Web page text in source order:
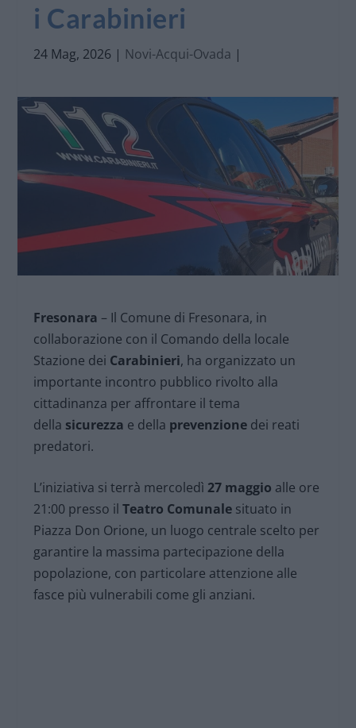
i Carabinieri
24 Mag, 2026 | Novi-Acqui-Ovada |
Fresonara – Il Comune di Fresonara, in
collaborazione con il Comando della locale
Stazione dei Carabinieri, ha organizzato un
importante incontro pubblico rivolto alla
cittadinanza per affrontare il tema
della sicurezza e della prevenzione dei reati
predatori.
L’iniziativa si terrà mercoledì 27 maggio alle ore
21:00 presso ilTeatro Comunale situato in
Piazza Don Orione, un luogo centrale scelto per
garantire la massima partecipazione della
popolazione, con particolare attenzione alle
fasce più vulnerabili come gli anziani.